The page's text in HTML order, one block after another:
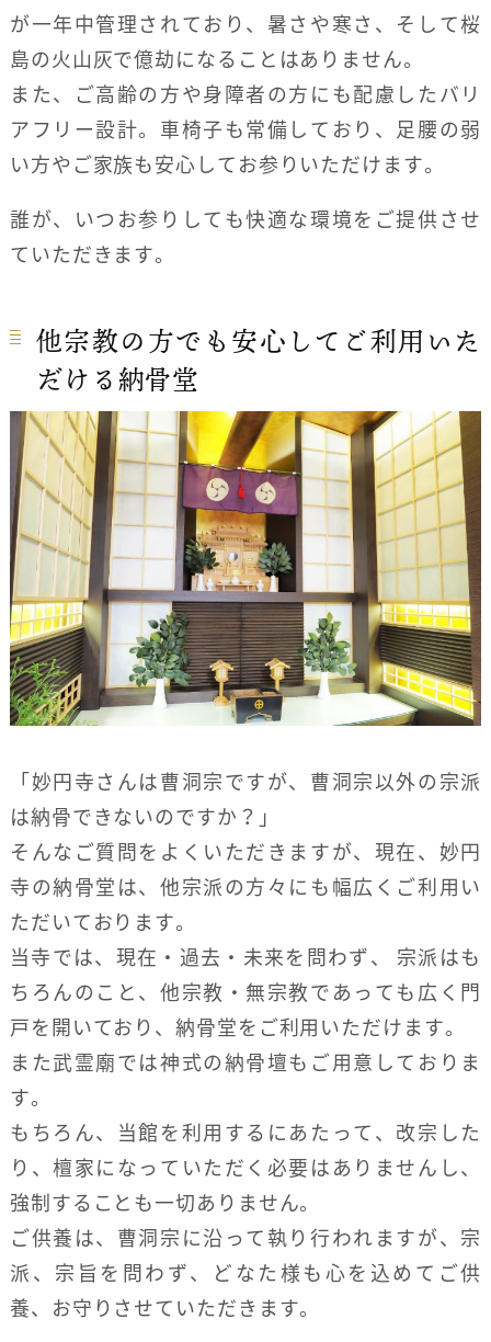
が一年中管理されており、暑さや寒さ、そして桜
島の火山灰で億劫になることはありません。
また、ご高齢の方や身障者の方にも配慮したバリ
アフリー設計。車椅子も常備しており、足腰の弱
い方やご家族も安心してお参りいただけます。
誰が、いつお参りしても快適な環境をご提供させ
ていただきます。
他宗教の方でも安心してご利用いた
だける納骨堂
「妙円寺さんは曹洞宗ですが、曹洞宗以外の宗派
は納骨できないのですか？」
そんなご質問をよくいただきますが、現在、妙円
寺の納骨堂は、他宗派の方々にも幅広くご利用い
ただいております。
当寺では、現在・過去・未来を問わず、 宗派はも
ちろんのこと、他宗教・無宗教であっても広く門
戸を開いており、納骨堂をご利用いただけます。
また武霊廟では神式の納骨壇もご用意しておりま
す。
もちろん、当館を利用するにあたって、改宗した
り、檀家になっていただく必要はありませんし、
強制することも一切ありません。
ご供養は、曹洞宗に沿って執り行われますが、宗
派、宗旨を問わず、どなた様も心を込めてご供
養、お守りさせていただきます。